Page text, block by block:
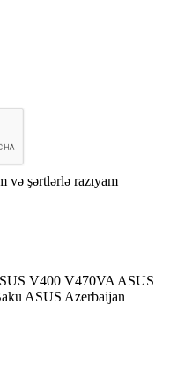
və şərtlərlə razıyam
V400 V470VA ASUS
ASUS Azerbaijan